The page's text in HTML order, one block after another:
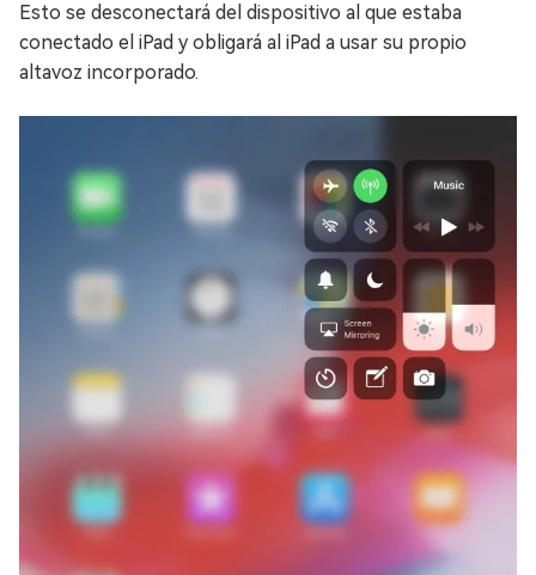
Esto se desconectará del dispositivo al que estaba
conectado el iPad y obligará al iPad a usar su propio
altavoz incorporado.